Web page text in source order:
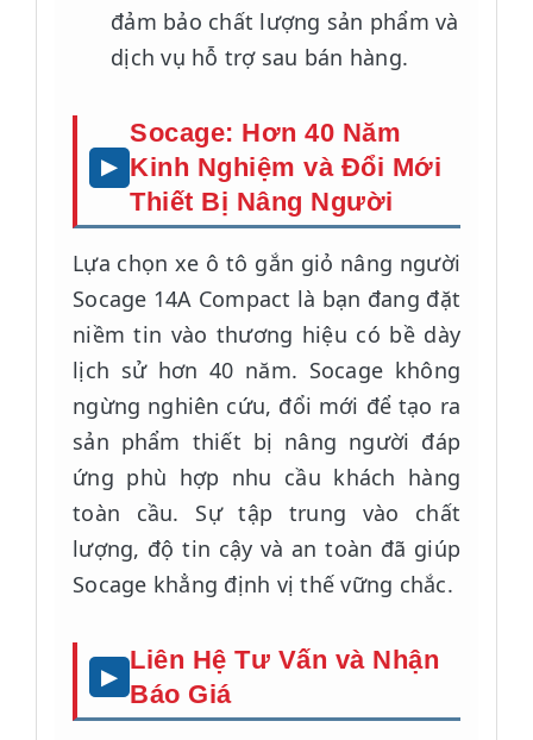
đảm bảo chất lượng sản phẩm và
dịch vụ hỗ trợ sau bán hàng.
Socage: Hơn 40 Năm
Kinh Nghiệm và Đổi Mới
Thiết Bị Nâng Người
Lựa chọn xe ô tô gắn giỏ nâng người
Socage 14A Compact là bạn đang đặt
niềm tin vào thương hiệu có bề dày
lịch sử hơn 40 năm. Socage không
ngừng nghiên cứu, đổi mới để tạo ra
sản phẩm thiết bị nâng người đáp
ứng phù hợp nhu cầu khách hàng
toàn cầu. Sự tập trung vào chất
lượng, độ tin cậy và an toàn đã giúp
Socage khẳng định vị thế vững chắc.
Liên Hệ Tư Vấn và Nhận
Báo Giá